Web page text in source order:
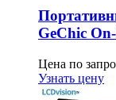
GeСhic
Цена по
Узнать цену